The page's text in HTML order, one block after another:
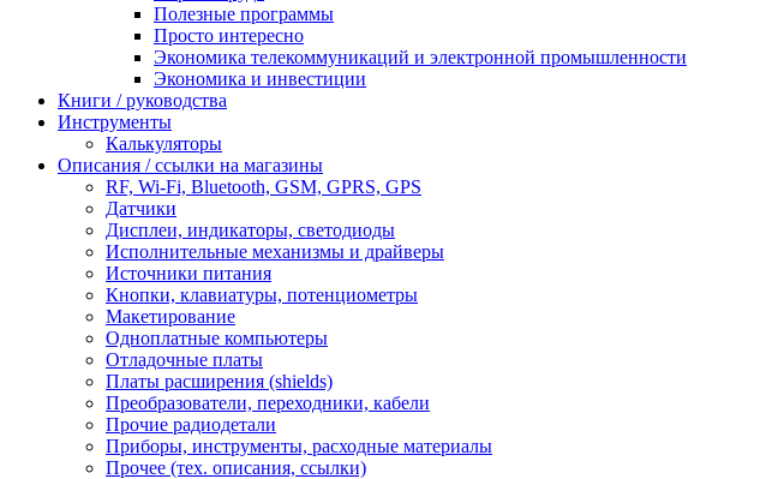
Полезные программы
Просто интересно
Экономика телекоммуникаций и электронной промышленности
Экономика и инвестиции
Книги / руководства
Инструменты
Калькуляторы
Описания / ссылки на магазины
RF, Wi-Fi, Bluetooth, GSM, GPRS, GPS
Датчики
Дисплеи, индикаторы, светодиоды
Исполнительные механизмы и драйверы
Источники питания
Кнопки, клавиатуры, потенциометры
Макетирование
Одноплатные компьютеры
Отладочные платы
Платы расширения (shields)
Преобразователи, переходники, кабели
Прочие радиодетали
Приборы, инструменты, расходные материалы
Прочее (тех. описания, ссылки)